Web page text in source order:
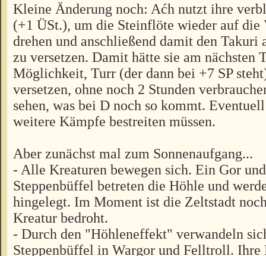
Kleine Änderung noch: Aćh nutzt ihre
(+1 ÜSt.), um die Steinflöte wieder auf die
drehen und anschließend damit den Takuri
zu versetzen. Damit hätte sie am nächsten
Möglichkeit, Turr (der dann bei +7 SP
versetzen, ohne noch 2 Stunden
sehen, was bei D noch so kommt.
weitere Kämpfe bestreiten müssen.
Aber zunächst mal zum Sonnenaufgang...
- Alle Kreaturen bewegen sich. Ein Gor
Steppenbüffel betreten die Höhle und
hingelegt. Im Moment ist die Zeltstadt
Kreatur bedroht.
- Durch den "Höhleneffekt" verwandeln
Steppenbüffel in Wargor und Felltroll. Ihre